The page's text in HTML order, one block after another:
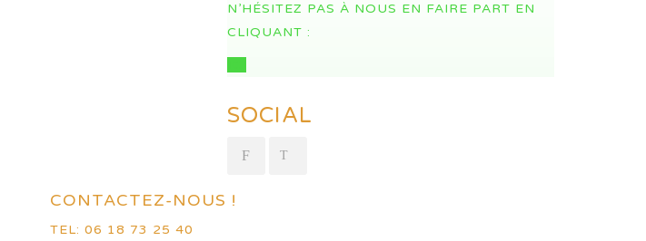
N’HÉSITEZ PAS À NOUS EN FAIRE PART EN
CLIQUANT :
SOCIAL
CONTACTEZ-NOUS !
TEL: 06 18 73 25 40